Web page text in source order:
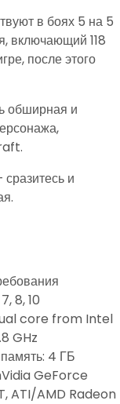
в боях 5 на 5
включающий 118
после этого
обширная и
и
8, 10
core from Intel
GHz
4 ГБ
GeForce
ATI/AMD Radeon